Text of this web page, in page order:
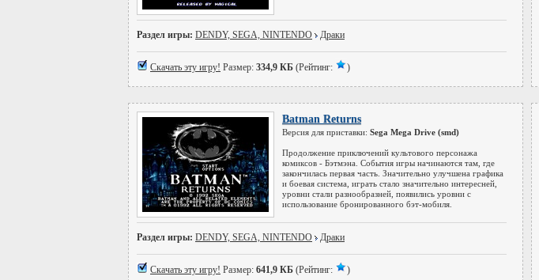
Раздел игры: DENDY, SEGA, NINTENDO Драки
Скачать эту игру! Размер: 334,9 КБ (Рейтинг: )
Batman Returns
Версия для приставки: Sega Mega Drive (smd)
Продолжение приключений культового персонажа
комиксов - Бэтмэна. События игры начинаются там, где
закончилась первая часть. Значительно улучшена графика
и боевая система, играть стало значительно интересней,
уровни стали разнообразней, появились уровни с
использование бронированного бэт-мобиля.
Раздел игры: DENDY, SEGA, NINTENDO Драки
Скачать эту игру! Размер: 641,9 КБ (Рейтинг: )